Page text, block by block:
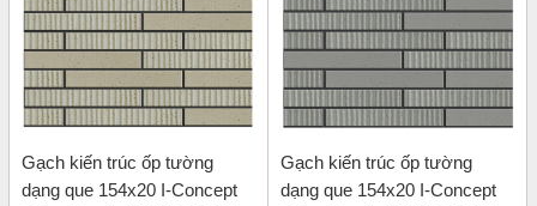
Gạch kiến trúc ốp tường
dạng que 154x20 I-Concept
Gạch kiến trúc ốp tường
dạng que 154x20 I-Concept